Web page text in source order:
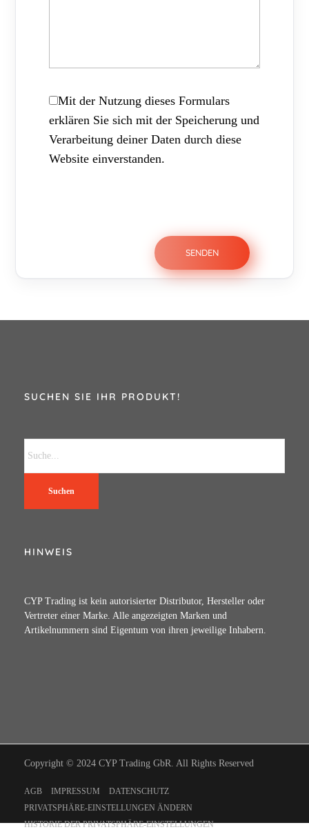
Mit der Nutzung dieses Formulars
erklären Sie sich mit der Speicherung und
Verarbeitung deiner Daten durch diese
Website einverstanden.
SUCHEN SIE IHR PRODUKT!
Suchen
HINWEIS
CYP Trading ist kein autorisierter Distributor, Hersteller oder
Vertreter einer Marke. Alle angezeigten Marken und
Artikelnummern sind Eigentum von ihren jeweilige Inhabern.
Copyright © 2024 CYP Trading GbR. All Rights Reserved
AGB IMPRESSUM
DATENSCHUTZ
PRIVATSPHÄRE-EINSTELLUNGEN ÄNDERN
HISTORIE DER PRIVATSPHÄRE-EINSTELLUNGEN